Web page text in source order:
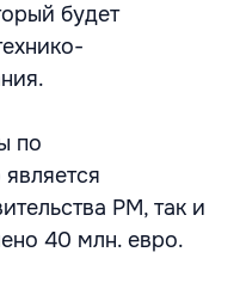
будет
по
РМ, так и
40 млн. евро.